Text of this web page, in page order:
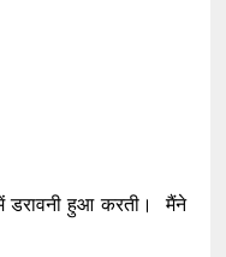
डरावनी हुआ करती। मैंने